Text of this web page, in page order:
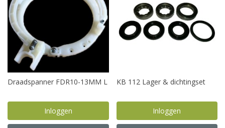
Draadspanner FDR10-13MM L
Inloggen
KB 112 Lager & dichtingset
Inloggen